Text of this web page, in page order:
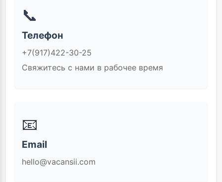
📞
Телефон
+7(917)422-30-25
Свяжитесь с нами в рабочее время
📧
Email
hello@vacansii.com